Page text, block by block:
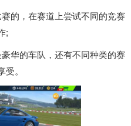
的，在赛道上尝试不同的竞赛
;
华的车队，还有不同种类的赛
。